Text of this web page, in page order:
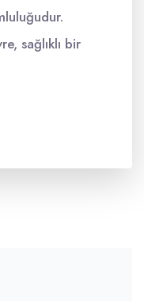
sağlıklı bir